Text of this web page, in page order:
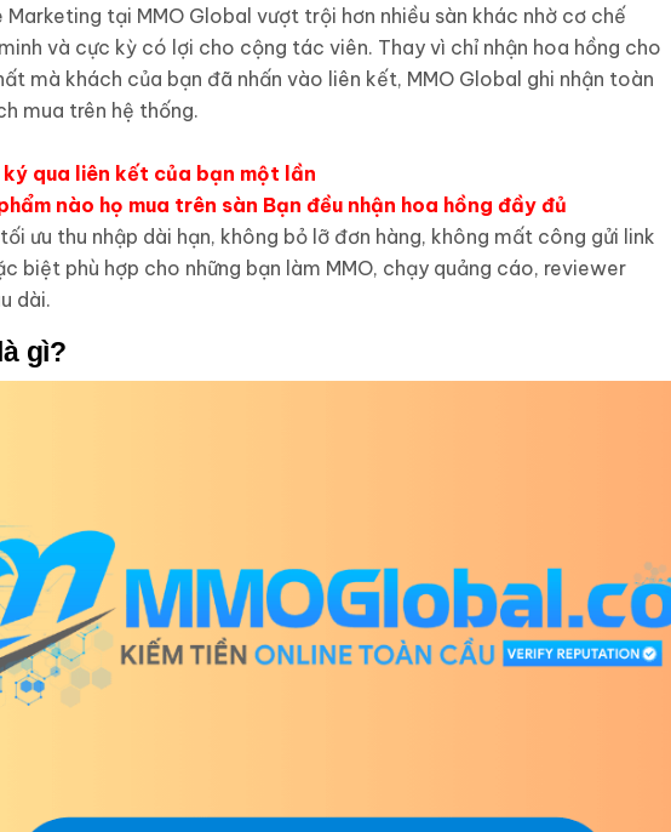
tại MMO Global vượt trội hơn nhiều sàn khác nhờ cơ chế
và cực kỳ có lợi cho cộng tác viên. Thay vì chỉ nhận hoa hồng cho
mà khách của bạn đã nhấn vào liên kết, MMO Global ghi nhận toàn
mua trên hệ thống.
qua liên kết của bạn một lần
nào họ mua trên sàn Bạn đều nhận hoa hồng đầy đủ
ưu thu nhập dài hạn, không bỏ lỡ đơn hàng, không mất công gửi link
biệt phù hợp cho những bạn làm MMO, chạy quảng cáo, reviewer
dài.
gì?